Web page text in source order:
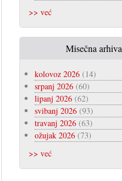
>> već
Misečna arhiva
kolovoz 2026(14)
srpanj 2026(60)
lipanj 2026(62)
svibanj 2026(93)
travanj 2026(63)
ožujak 2026(73)
>> već